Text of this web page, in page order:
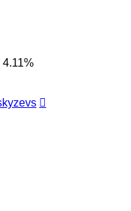
4.11%